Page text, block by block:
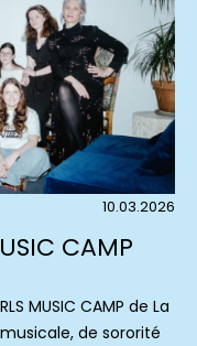
10.03.2026
CAMP
MUSIC CAMP de La
de sororité